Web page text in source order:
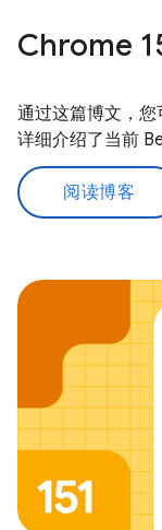
Chrome
通过这篇博文，
详细介绍了当前
阅读博客